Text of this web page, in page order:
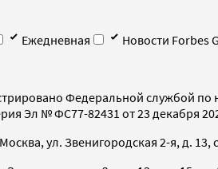
Ежедневная
Новости Forbes
Федеральной службой
Эл № ФС77-82431 от 23 декабря
ул. Звенигородская 2-я, д. 13,